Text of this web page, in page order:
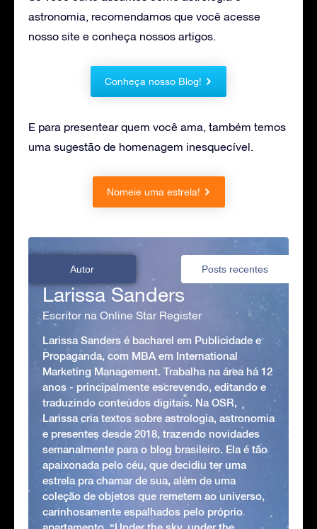
astronomia, recomendamos que você acesse
nosso site e conheça nossos artigos.
Conheça nosso Blog!
E para presentear quem você ama, também temos
uma sugestão de homenagem inesquecível.
Nomeie uma estrela!
Autor Posts recentes
Larissa Sanders
Escritor na Online Star Register
Larissa Sanders é bacharel em Publicidade e
Propaganda, com MBA em International
Marketing Management. Trabalha na área há 12
anos - principalmente escrevendo, editando e
traduzindo conteúdos digitais. Na OSR,
Larissa cria textos sobre astrologia, astronomia
e presentes desde 2018, trazendo novidades
semanalmente para o blog brasileiro. Ela é tão
apaixonada pelo céu, que decidiu ter uma
estrela pra chamar de sua, além de uma
coleção de objetos que remetem ao universo,
carinhosamente espalhados pelo próprio